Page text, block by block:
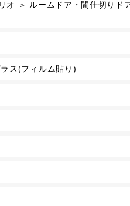
＞ ルームドア・間仕切りド
ス(フィルム貼り)